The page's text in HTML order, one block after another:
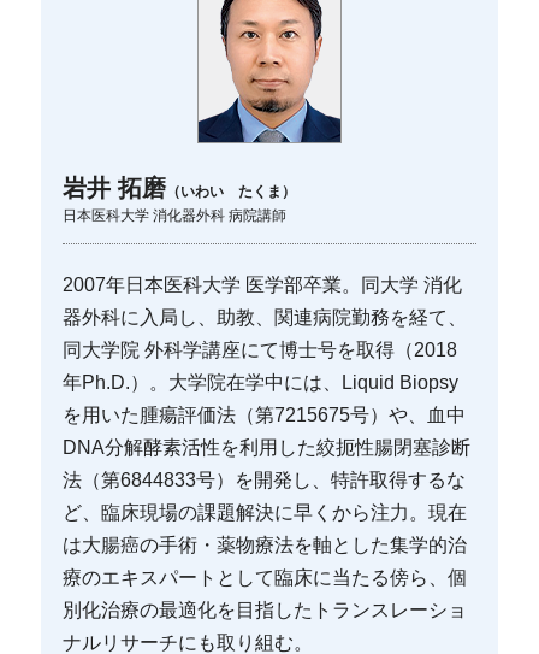
岩井 拓磨 （いわい たくま）
日本医科大学 消化器外科 病院講師
2007年日本医科大学 医学部卒業。同大学 消化
器外科に入局し、助教、関連病院勤務を経て、
同大学院 外科学講座にて博士号を取得（2018
年Ph.D.）。大学院在学中には、Liquid Biopsy
を用いた腫瘍評価法（第7215675号）や、血中
DNA分解酵素活性を利用した絞扼性腸閉塞診断
法（第6844833号）を開発し、特許取得するな
ど、臨床現場の課題解決に早くから注力。現在
は大腸癌の手術・薬物療法を軸とした集学的治
療のエキスパートとして臨床に当たる傍ら、個
別化治療の最適化を目指したトランスレーショ
ナルリサーチにも取り組む。